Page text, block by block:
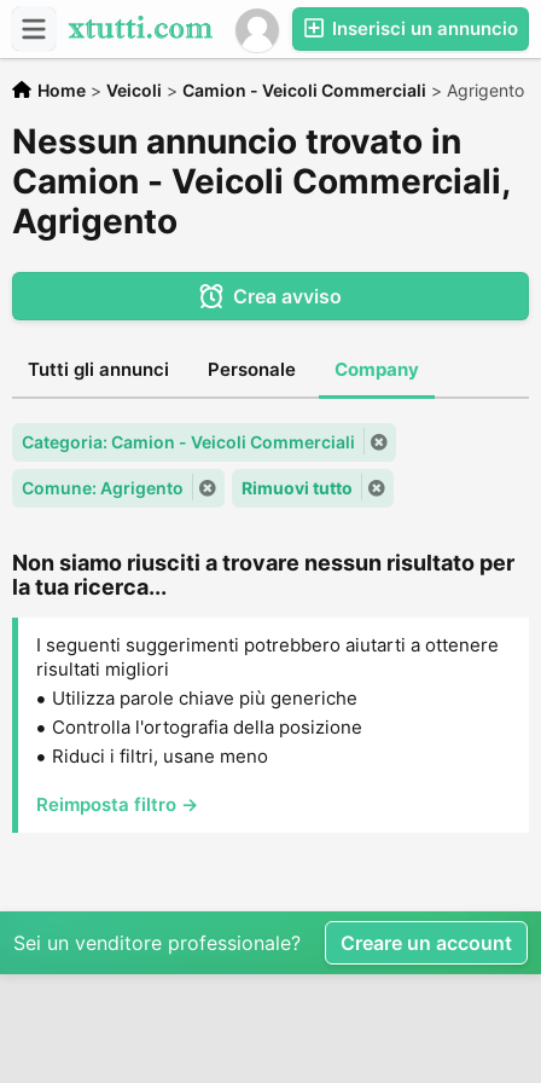
Inserisci un annuncio
Home > Veicoli > Camion - Veicoli Commerciali > Agrigento
Nessun annuncio trovato in
Camion - Veicoli Commerciali,
Agrigento
Crea avviso
Tutti gli annunci Personale Company
Categoria: Camion - Veicoli Commerciali
Comune: Agrigento Rimuovi tutto
Non siamo riusciti a trovare nessun risultato per
la tua ricerca...
I seguenti suggerimenti potrebbero aiutarti a ottenere
risultati migliori
Utilizza parole chiave più generiche
Controlla l'ortografia della posizione
Riduci i filtri, usane meno
Reimposta filtro →
Sei un venditore professionale? Creare un account